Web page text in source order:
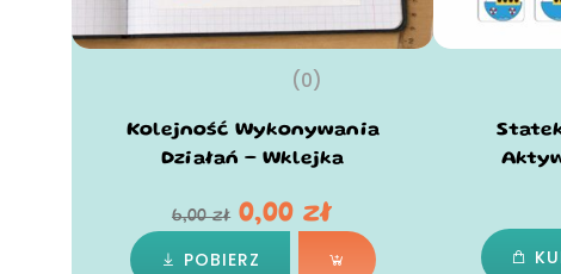
(0)
Kolejność Wykonywania
Działań – Wklejka
6,00zł 0,00zł
POBIERZ